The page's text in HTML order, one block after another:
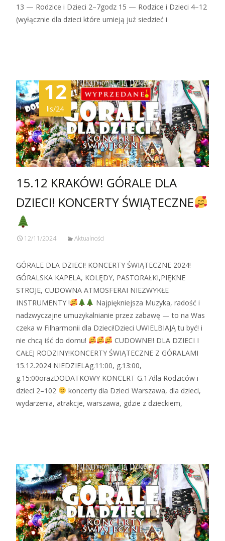
13 — Rodzice i Dzieci 2–7godz 15 — Rodzice i Dzieci 4–12
(wyłącznie dla dzieci które umieją już siedzieć i
12
lis/24
15.12 KRAKÓW! GÓRALE DLA
DZIECI! KONCERTY ŚWIĄTECZNE
12/11/2024 Aktualności
GÓRALE DLA DZIECI! KONCERTY ŚWIĄTECZNE 2024!
GÓRALSKA KAPELA, KOLĘDY, PASTORAŁKI,PIĘKNE
STROJE, CUDOWNA ATMOSFERAI NIEZWYKŁE
INSTRUMENTY !
Najpiękniejsza Muzyka, radość i
nadzwyczajne umuzykalnianie przez zabawę — to na Was
czeka w Filharmonii dla Dzieci!Dzieci UWIELBIAJĄ tu być! i
nie chcą iść do domu!
CUDOWNE!! DLA DZIECI I
CAŁEJ RODZINY!KONCERTY ŚWIĄTECZNE Z GÓRALAMI
15.12.2024 NIEDZIELAg.11:00, g.13:00,
g.15:00orazDODATKOWY KONCERT G.17dla Rodziców i
dzieci 2–102
koncerty dla Dzieci Warszawa, dla dzieci,
wydarzenia, atrakcje, warszawa, gdzie z dzieckiem,